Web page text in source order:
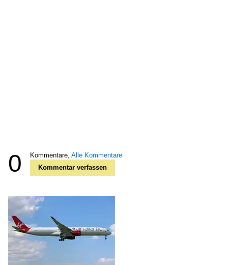
0 Kommentare, Alle Kommentare
Kommentar verfassen